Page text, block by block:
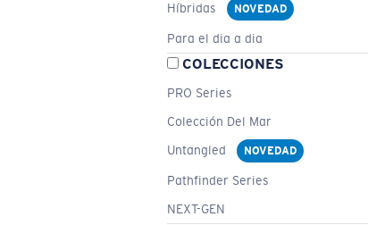
Híbridas
NOVEDAD
Para el dia a dia
COLECCIONES
PRO Series
Colección Del Mar
Untangled
NOVEDAD
Pathfinder Series
NEXT-GEN